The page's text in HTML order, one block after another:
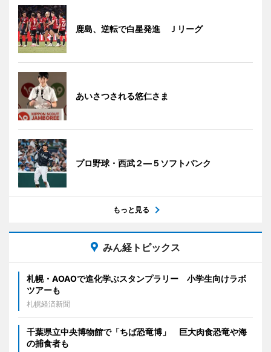
鹿島、逆転で白星発進 Ｊリーグ
あいさつされる悠仁さま
プロ野球・西武２―５ソフトバンク
もっと見る
みん経トピックス
札幌・AOAOで進化学ぶスタンプラリー 小学生向けラボ
ツアーも
札幌経済新聞
千葉県立中央博物館で「ちば恐竜博」 巨大肉食恐竜や海
の捕食者も